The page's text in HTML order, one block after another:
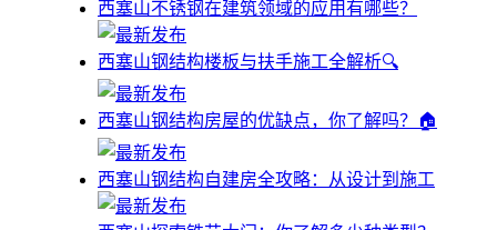
西塞山不锈钢在建筑领域的应用有哪些？
西塞山钢结构楼板与扶手施工全解析🔍
西塞山钢结构房屋的优缺点，你了解吗？🏠
西塞山钢结构自建房全攻略：从设计到施工